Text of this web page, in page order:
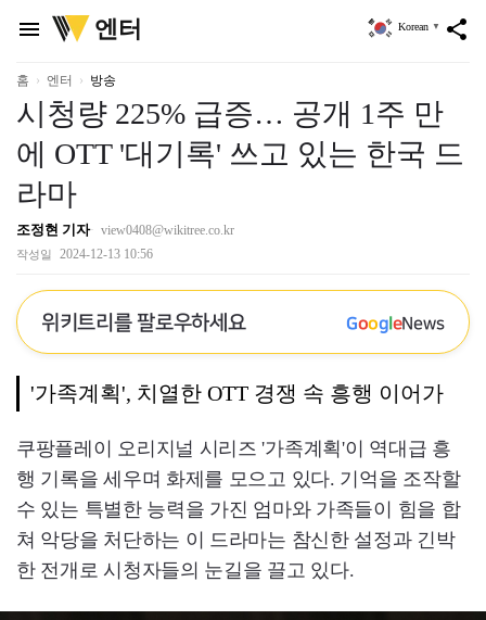
menu
위
키
리
엔터 share
Korean ▼
홈 엔터 방송
시청량 225% 급증… 공개 1주 만
에 OTT '대기록' 쓰고 있는 한국 드
라마
조정현 기자 view0408@wikitree.co.kr
작성일 2024-12-13 10:56
위키트리를 팔로우하세요 GoogleNews
'가족계획', 치열한 OTT 경쟁 속 흥행 이어가
쿠팡플레이 오리지널 시리즈 '가족계획'이 역대급 흥
행 기록을 세우며 화제를 모으고 있다. 기억을 조작할
수 있는 특별한 능력을 가진 엄마와 가족들이 힘을 합
쳐 악당을 처단하는 이 드라마는 참신한 설정과 긴박
한 전개로 시청자들의 눈길을 끌고 있다.